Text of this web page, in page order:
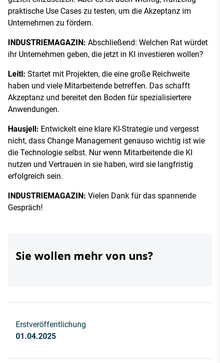
praktische Use Cases zu testen, um die Akzeptanz im
Unternehmen zu fördern.
INDUSTRIEMAGAZIN: Abschließend: Welchen Rat würdet
ihr Unternehmen geben, die jetzt in KI investieren wollen?
Leitl: Startet mit Projekten, die eine große Reichweite
haben und viele Mitarbeitende betreffen. Das schafft
Akzeptanz und bereitet den Boden für spezialisiertere
Anwendungen.
Hausjell: Entwickelt eine klare KI-Strategie und vergesst
nicht, dass Change Management genauso wichtig ist wie
die Technologie selbst. Nur wenn Mitarbeitende die KI
nutzen und Vertrauen in sie haben, wird sie langfristig
erfolgreich sein.
INDUSTRIEMAGAZIN: Vielen Dank für das spannende
Gespräch!
Sie wollen mehr von uns?
Erstveröffentlichung
01.04.2025